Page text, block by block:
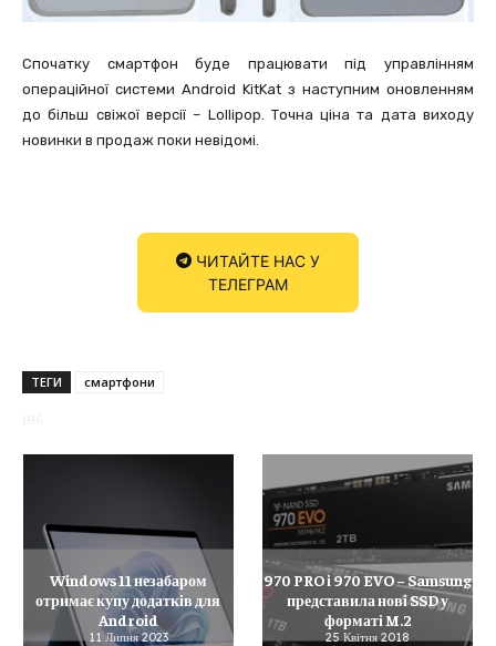
Спочатку смартфон буде працювати під управлінням
операційної системи Android KitKat з наступним оновленням
до більш свіжої версії – Lollipop. Точна ціна та дата виходу
новинки в продаж поки невідомі.
ЧИТАЙТЕ НАС У
ТЕЛЕГРАМ
ТЕГИ смартфони
Windows 11 незабаром
отримає купу додатків для
Android
11 Липня 2023
970 PRO і 970 EVO – Samsung
представила нові SSD у
форматі M.2
25 Квітня 2018